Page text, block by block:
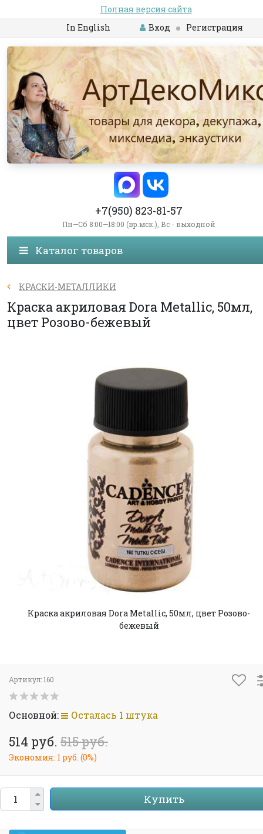
Полная версия сайта
In English
Вход Регистрация
+7(950) 823-81-57
Пн—Сб 8:00—18:00 (вр.мск.), Вс - выходной
Каталог товаров
КРАСКИ-МЕТАЛЛИКИ
Краска акриловая Dora Metallic, 50мл,
цвет Розово-бежевый
Краска акриловая Dora Metallic, 50мл, цвет Розово-
бежевый
Артикул:160
Основной: Осталась 1 штука
514 руб. 515 руб.
Экономия: 1 руб. (0%)
Купить